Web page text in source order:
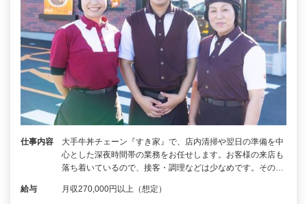
仕事内容
大手牛丼チェーン『すき家』で、店内清掃や翌日の準備を中
心とした深夜時間帯の業務をお任せします。お客様の来店も
落ち着いているので、接客・調理などは少なめです。その…
給与 月収270,000円以上（想定）